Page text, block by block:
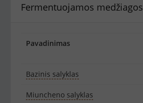
Fermentuojamos medžiagos
Pavadinimas
Bazinis salyklas
Miuncheno salyklas